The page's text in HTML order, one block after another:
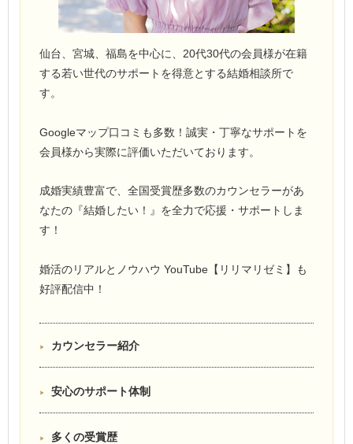
仙台、宮城、福島を中心に、20代30代の会員様が在籍
する若い世代のサポートを得意とする結婚相談所で
す。
Googleマップ口コミも多数！誠実・丁寧なサポートを
会員様から実際に評価いただいております。
成婚実績豊富で、全国受賞歴多数のカウンセラーがあ
なたの『結婚したい！』を全力で応援・サポートしま
す！
婚活のリアルとノウハウ YouTube【リリマリゼミ】も
好評配信中！
カウンセラー紹介
安心のサポート体制
多くの受賞歴